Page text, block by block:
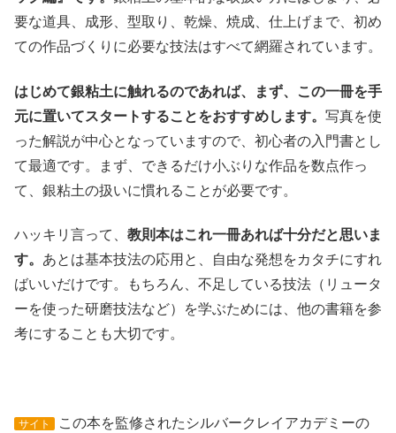
要な道具、成形、型取り、乾燥、焼成、仕上げまで、初め
ての作品づくりに必要な技法はすべて網羅されています。
はじめて銀粘土に触れるのであれば、まず、この一冊を手
元に置いてスタートすることをおすすめします。 写真を使
った解説が中心となっていますので、初心者の入門書とし
て最適です。まず、できるだけ小ぶりな作品を数点作っ
て、銀粘土の扱いに慣れることが必要です。
ハッキリ言って、 教則本はこれ一冊あれば十分だと思いま
す。 あとは基本技法の応用と、自由な発想をカタチにすれ
ばいいだけです。もちろん、不足している技法（リュータ
ーを使った研磨技法など）を学ぶためには、他の書籍を参
考にすることも大切です。
サイト
この本を監修されたシルバークレイアカデミーの